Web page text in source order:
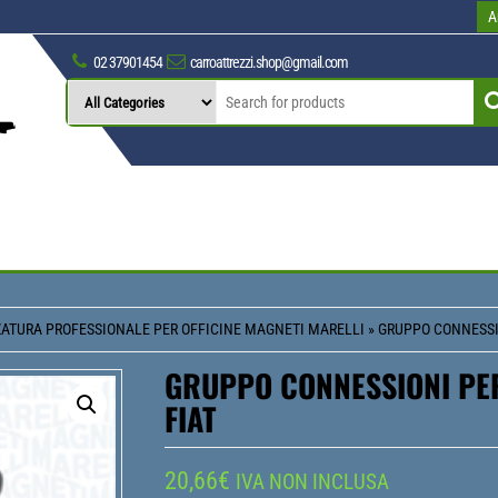
02 37901454 carroattrezzi.shop@gmail.com
PROFESSIONALE PER OFFICINE MAGNETI MARELLI » GRUPPO
GRUPPO CONNESSIONI
FIAT
20,66€ IVA NON INCLUSA